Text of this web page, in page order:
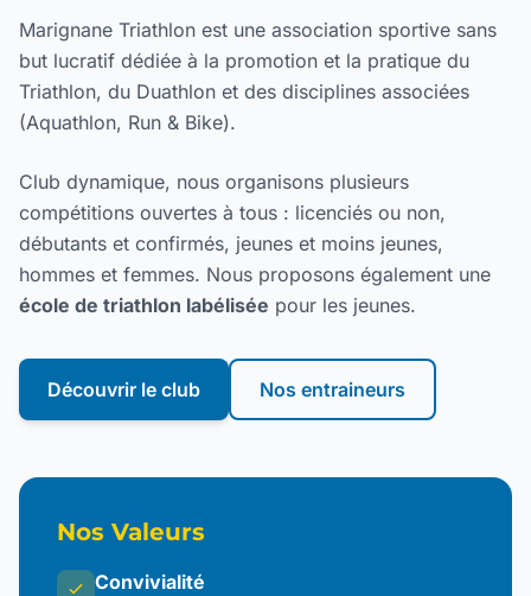
Marignane Triathlon est une association sportive sans
but lucratif dédiée à la promotion et la pratique du
Triathlon, du Duathlon et des disciplines associées
(Aquathlon, Run & Bike).
Club dynamique, nous organisons plusieurs
compétitions ouvertes à tous : licenciés ou non,
débutants et confirmés, jeunes et moins jeunes,
hommes et femmes. Nous proposons également une
école de triathlon labélisée pour les jeunes.
Découvrir le club Nos entraineurs
Nos Valeurs
Convivialité